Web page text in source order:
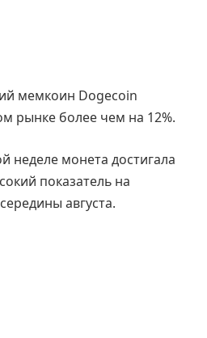
мемкоин Dogecoin
рынке более чем на 12%.
неделе монета достигала
показатель на
августа.